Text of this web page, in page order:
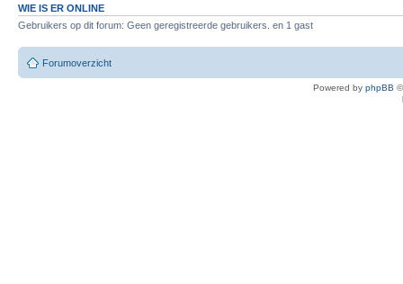
WIE IS ER ONLINE
Gebruikers op dit forum: Geen geregistreerde gebruikers. en 1 gast
Forumoverzicht
Powered by phpBB